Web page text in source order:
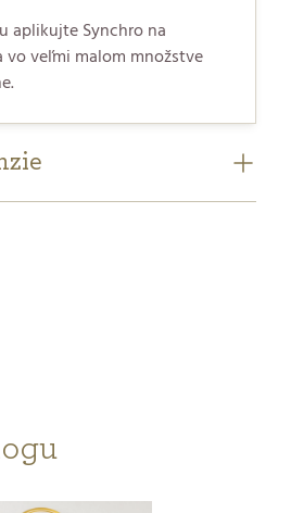
aplikujte Synchro na
veľmi malom množstve